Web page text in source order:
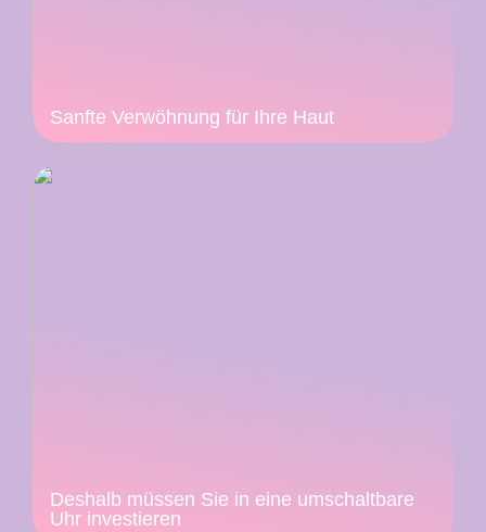
Sanfte Verwöhnung für Ihre Haut
Deshalb müssen Sie in eine umschaltbare
Uhr investieren